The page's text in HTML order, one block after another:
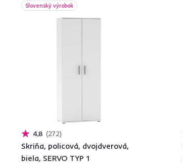
Slovenský výrobok
4,8 272
Skriňa, policová, dvojdverová,
biela, SERVO TYP 1